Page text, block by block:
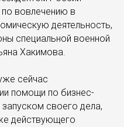
вовлечению в
деятельность,
специальной военной
Хакимова.
сейчас
помощи по бизнес-
своего дела,
действующего